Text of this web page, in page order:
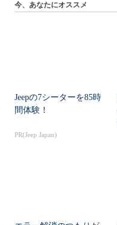
今、あなたにオススメ
Jeepの7シーターを85時
間体験！
PR(Jeep Japan)